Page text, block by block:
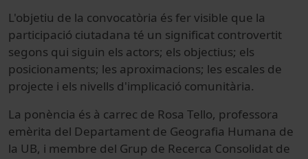
L'objetiu de la convocatòria és fer visible que la
participació ciutadana té un significat controvertit
segons qui siguin els actors; els objectius; els
posicionaments; les aproximacions; les escales de
projecte i els nivells d'implicació comunitària.
La ponència és à carrec de Rosa Tello, professora
emèrita del Departament de Geografia Humana de
la UB, i membre del Grup de Recerca Consolidat de